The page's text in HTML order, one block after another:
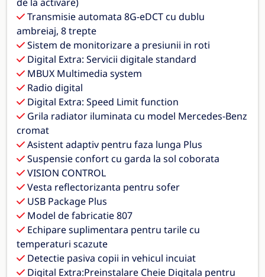
Transmisie automata 8G-eDCT cu dublu
ambreiaj, 8 trepte
Sistem de monitorizare a presiunii in roti
Digital Extra: Servicii digitale standard
MBUX Multimedia system
Radio digital
Digital Extra: Speed Limit function
Grila radiator iluminata cu model Mercedes-Benz
cromat
Asistent adaptiv pentru faza lunga Plus
Suspensie confort cu garda la sol coborata
VISION CONTROL
Vesta reflectorizanta pentru sofer
USB Package Plus
Model de fabricatie 807
Echipare suplimentara pentru tarile cu
temperaturi scazute
Detectie pasiva copii in vehicul incuiat
Digital Extra:Preinstalare Cheie Digitala pentru